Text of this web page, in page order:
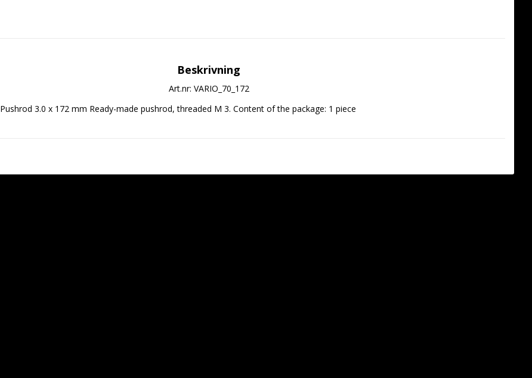
Beskrivning
Art.nr: VARIO_70_172
Pushrod 3.0 x 172 mm Ready-made pushrod, threaded M 3. Content of the package: 1 piece